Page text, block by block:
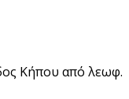
Κήπου από λεωφ.